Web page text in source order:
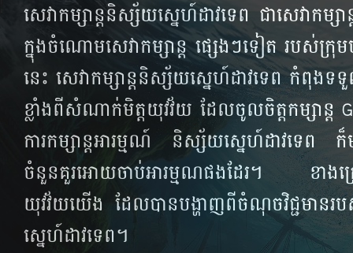
សេវា​កម្សាន្ត​និស្ស័យ​ស្នេហ៍​ដាវ​ទេព ជា​សេវា​ក
ក្នុង​ចំណោម​សេវា​កម្សាន្ត ផ្សេងៗ​ទៀត​ របស់​ក្រុ
នេះ សេវា​កម្សាន្ត​និស្ស័យ​ស្នេហ៍​ដាវ​ទេព កំពុ
ខ្លាំង​ពី​សំណាក់​មិត្ត​យុវវ័យ​ ដែល​ចូល​ចិត្ត​កម្សាន្ត
ការ​កម្សាន្ត​អារម្មណ៍​ និស្ស័យ​ស្នេហ៍​ដាវ​ទេព
ចំនួន​គួរ​អោយ​ចាប់​អារម្មណ​ផង​ដែរ។ ខាង​ក្រ
យុវវ័យ​យើង​ ដែល​បាន​បង្ហាញ​ពី​ចំណុច​វិជ្ជមាន​រប
ស្នេហ៍​ដាវ​ទេព។